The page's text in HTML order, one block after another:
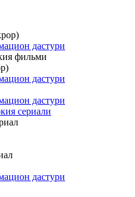
дастури
фильми
дастури
дастури
сериали
дастури